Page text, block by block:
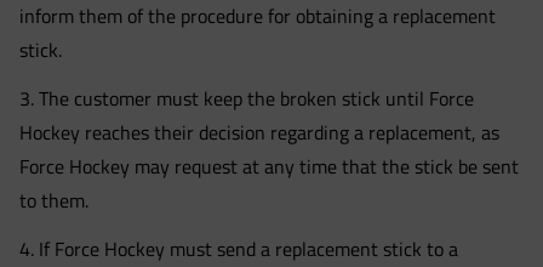
inform them of the procedure for obtaining a replacement
stick.
3. The customer must keep the broken stick until Force
Hockey reaches their decision regarding a replacement, as
Force Hockey may request at any time that the stick be sent
to them.
4. If Force Hockey must send a replacement stick to a